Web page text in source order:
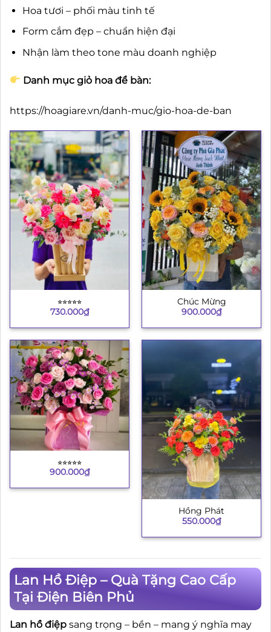
Hoa tươi – phối màu tinh tế
Form cắm đẹp – chuẩn hiện đại
Nhận làm theo tone màu doanh nghiệp
Danh mục giỏ hoa để bàn:
https://hoagiare.vn/danh-muc/gio-hoa-de-ban
⭐︎⭐︎⭐︎⭐︎⭐︎
730.000₫
Chúc Mừng
900.000₫
⭐︎⭐︎⭐︎⭐︎⭐︎
900.000₫
Hồng Phát
550.000₫
Lan Hồ Điệp – Quà Tặng Cao Cấp
Tại Điện Biên Phủ
Lan hồ điệp sang trọng – bền – mang ý nghĩa may